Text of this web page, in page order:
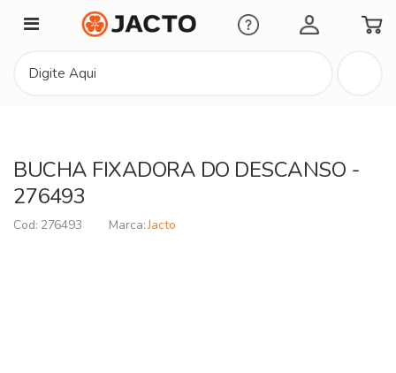
Minha Conta
BUCHA FIXADORA DO DESCANSO -
276493
276493 Jacto